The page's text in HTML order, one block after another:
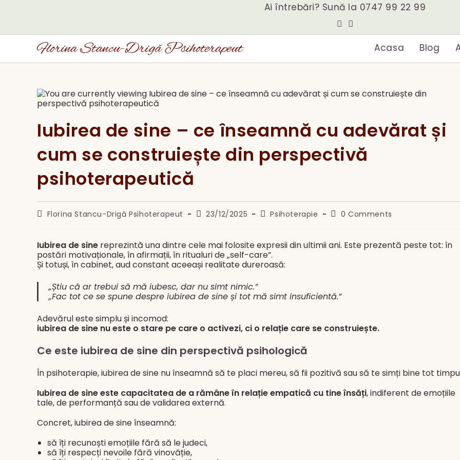
Ai întrebări? Sună la 0747 99 22 99
Florina Stancu-Drigă Psihoterapeut Acasa Blog
Iubirea de sine – ce înseamnă cu adevărat și
cum se construiește din perspectivă
psihoterapeutică
PostFlorina Stancu-Drigă Psihoterapeut
Post23/12/2025
PostPsihoterapie
Post0 Comments
Iubirea de sine reprezintă una dintre cele mai folosite expresii din ultimii ani. Este prezentă peste tot: în
postări motivaționale, în afirmații, în ritualuri de „self-care”.
Și totuși, în cabinet, aud constant aceeași realitate dureroasă:
„Știu că ar trebui să mă iubesc, dar nu simt nimic.”
„Fac tot ce se spune despre iubirea de sine și tot mă simt insuficientă.”
Adevărul este simplu și incomod:
iubirea de sine nu este o stare pe care o activezi, ci o relație care se construiește.
Ce este iubirea de sine din perspectivă psihologică
În psihoterapie, iubirea de sine nu înseamnă să te placi mereu, să fii pozitivă sau să te simți bine tot
Iubirea de sine este capacitatea de a rămâne în relație empatică cu tine însăți, indiferent de emoțiile
tale, de performanță sau de validarea externă.
Concret, iubirea de sine înseamnă:
să îți recunoști emoțiile fără să le judeci,
să îți respecți nevoile fără vinovăție,